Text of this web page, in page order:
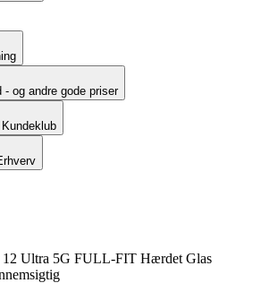
- og andre gode priser
Ultra 5G FULL-FIT Hærdet Glas